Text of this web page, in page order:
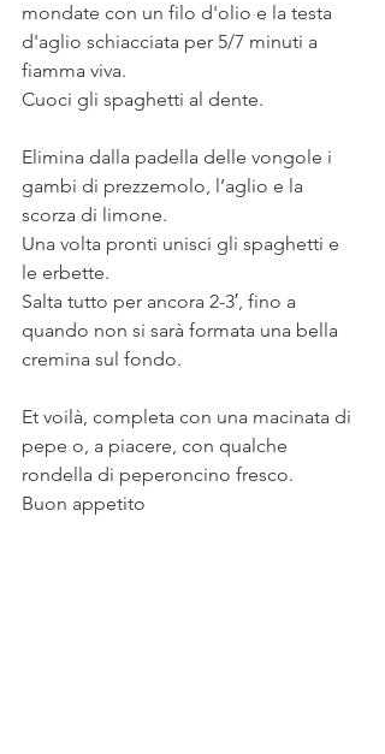
mondate con un filo d'olio e la testa
d'aglio schiacciata per 5/7 minuti a
fiamma viva.
Cuoci gli spaghetti al dente.
Elimina dalla padella delle vongole i
gambi di prezzemolo, l’aglio e la
scorza di limone.
Una volta pronti unisci gli spaghetti e
le erbette.
Salta tutto per ancora 2-3′, fino a
quando non si sarà formata una bella
cremina sul fondo.
Et voilà, completa con una macinata di
pepe o, a piacere, con qualche
rondella di peperoncino fresco.
Buon appetito